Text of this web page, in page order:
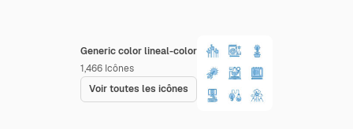
Generic color lineal-color
1,466 Icônes
Voir toutes les icônes